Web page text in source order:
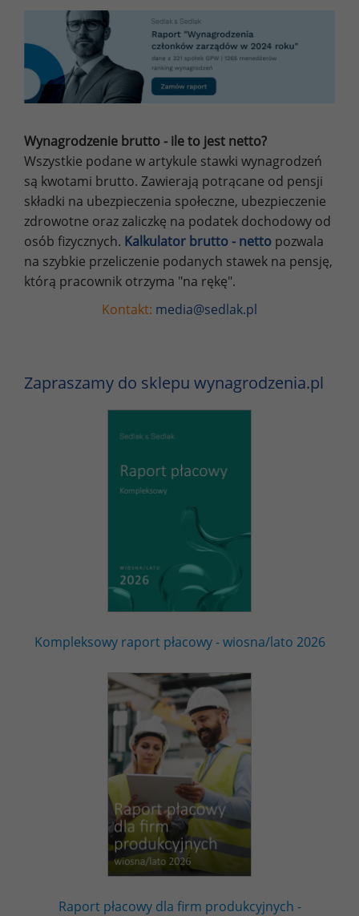
Wynagrodzenie brutto - ile to jest netto?
Wszystkie podane w artykule stawki wynagrodzeń
są kwotami brutto. Zawierają potrącane od pensji
składki na ubezpieczenia społeczne, ubezpieczenie
zdrowotne oraz zaliczkę na podatek dochodowy od
osób fizycznych. Kalkulator brutto - netto pozwala
na szybkie przeliczenie podanych stawek na pensję,
którą pracownik otrzyma "na rękę".
Kontakt: media@sedlak.pl
Zapraszamy do sklepu wynagrodzenia.pl
Kompleksowy raport płacowy - wiosna/lato 2026
Raport płacowy dla firm produkcyjnych -